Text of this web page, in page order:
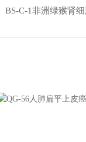
BS-C-1非洲绿猴肾